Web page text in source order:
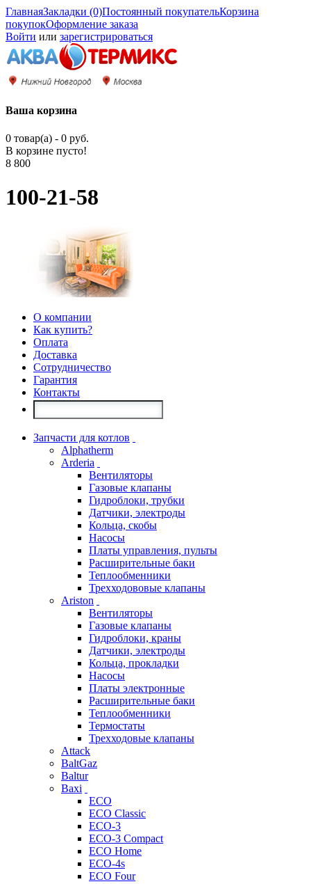
ГлавнаяЗакладки (0)Постоянный покупательКорзина
покупокОформление заказа
Войти или зарегистрироваться
Ваша корзина
0 товар(а) - 0 руб.
В корзине пусто!
8 800
100-21-58
О компании
Как купить?
Оплата
Доставка
Сотрудничество
Гарантия
Контакты
Запчасти для котлов
Alphatherm
Arderia
Вентиляторы
Газовые клапаны
Гидроблоки, трубки
Датчики, электроды
Кольца, скобы
Насосы
Платы управления, пульты
Расширительные баки
Теплообменники
Трехходововые клапаны
Ariston
Вентиляторы
Газовые клапаны
Гидроблоки, краны
Датчики, электроды
Кольца, прокладки
Насосы
Платы электронные
Расширительные баки
Теплообменники
Термостаты
Трехходовые клапаны
Attack
BaltGaz
Baltur
Baxi
ECO
ECO Classic
ECO-3
ECO-3 Compact
ECO Home
ECO-4s
ECO Four